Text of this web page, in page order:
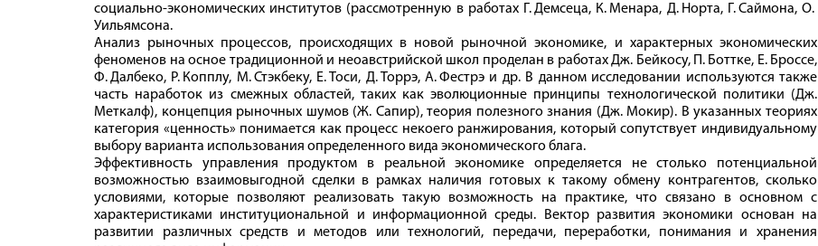
социально-экономических институтов (рассмотренную в работах Г. Демсеца, К. Менара, Д. Норта, Г. Саймона, О.
Уильямсона.
Анализ рыночных процессов, происходящих в новой рыночной экономике, и характерных экономических
феноменов на осное традиционной и неоавстрийской школ проделан в работах Дж. Бейкосу, П. Боттке, Е. Броссе,
Ф. Далбеко, Р. Копплу, М. Стэк­беку, Е. Тоси, Д. Торрэ, А. Фестрэ и др. В данном исследовании используются также
часть наработок из смежных областей, таких как эволюционные принципы технологической политики (Дж.
Меткалф), концепция рыночных шумов (Ж. Сапир), теория полезного знания (Дж. Мокир). В указанных теориях
категория «ценность» понимается как процесс некоего ранжирования, который сопутствует индивидуальному
выбору варианта использования определенного вида экономического блага.
Эффективность управления продуктом в реальной экономике определяется не столько потенциальной
возможностью взаимовыгодной сделки в рамках наличия готовых к такому обмену контрагентов, сколько
условиями, которые позволяют реализовать такую возможность на практике, что связано в основном с
характеристиками институциональной и информационной среды. Вектор развития экономики основан на
развитии различных средств и методов или технологий, передачи, переработки, понимания и хранения